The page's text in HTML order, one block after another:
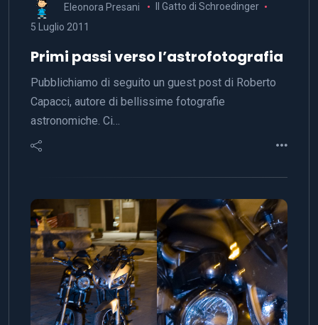
Eleonora Presani
Il Gatto di Schroedinger
5 Luglio 2011
Primi passi verso l’astrofotografia
Pubblichiamo di seguito un guest post di Roberto
Capacci, autore di bellissime fotografie
astronomiche. Ci…